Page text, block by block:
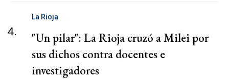
4.
La Rioja
"Un pilar": La Rioja cruzó a Milei por
sus dichos contra docentes e
investigadores